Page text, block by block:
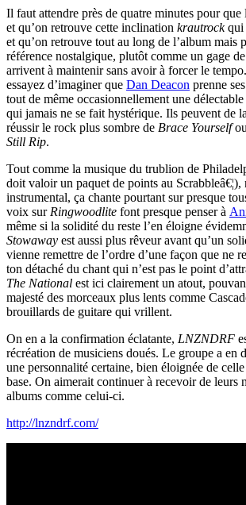
Il faut attendre près de quatre minutes pour que
et qu’on retrouve cette inclination krautrockqui
et qu’on retrouve tout au long de l’album mais
référence nostalgique, plutôt comme un gage
arrivent à maintenir sans avoir à forcer le
essayez d’imaginer que Dan Deacon prenne
tout de même occasionnellement une
qui jamais ne se fait hystérique. Ils peuvent de
réussir le rock plus sombre de Brace Yourself
Still Rip.
Tout comme la musique du trublion de
doit valoir un paquet de points au Scrabbleâ€¦),
instrumental, ça chante pourtant sur presque
voix sur Ringwoodlite font presque penser à
même si la solidité du reste l’en éloigne
Stowaway est aussi plus rêveur avant qu’un
vienne remettre de l’ordre d’une façon que ne
ton détaché du chant qui n’est pas le point
The National est ici clairement un atout,
majesté des morceaux plus lents comme
brouillards de guitare qui vrillent.
On en a la confirmation éclatante, LNZNDRF
récréation de musiciens doués. Le groupe a en
une personnalité certaine, bien éloignée de
base. On aimerait continuer à recevoir de leurs
albums comme celui-ci.
http://lnzndrf.com/